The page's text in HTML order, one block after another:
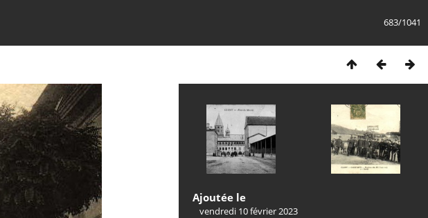
683/1041
Ajoutée le
vendredi 10 février 2023